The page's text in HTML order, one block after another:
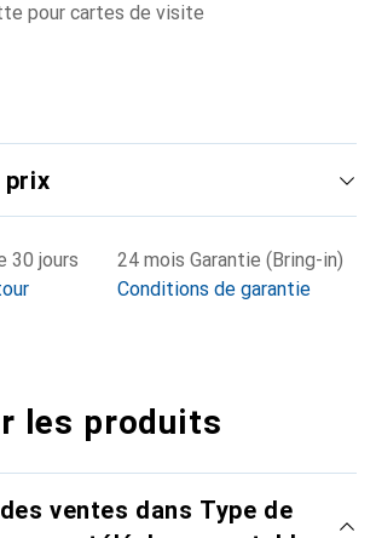
pour cartes de visite
prix
30 jours
24 mois Garantie (Bring-in)
Conditions de garantie
les produits
ventes dans Type de